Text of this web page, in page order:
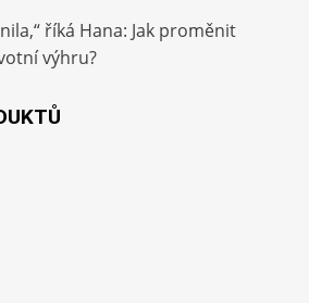
říká Hana: Jak proměnit
výhru?